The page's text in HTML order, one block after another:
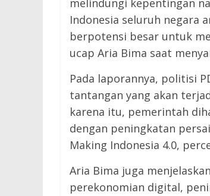
melindungi kepentingan
Indonesia seluruh negara
berpotensi besar untuk
ucap Aria Bima saat
Pada laporannya, politisi
tantangan yang akan
karena itu, pemerintah
dengan peningkatan
Making Indonesia 4.0,
Aria Bima juga
perekonomian digital,